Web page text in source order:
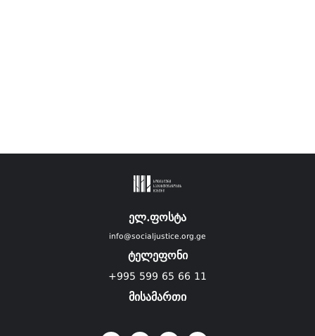
ელ.ფოსტა
info@socialjustice.org.ge
ტელეფონი
+995 599 65 66 11
მისამართი